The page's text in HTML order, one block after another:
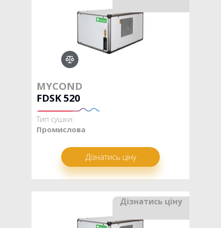
MYCOND
FDSK 520
Тип сушки:
Промислова
Дізнатись ціну
Дізнатись ціну